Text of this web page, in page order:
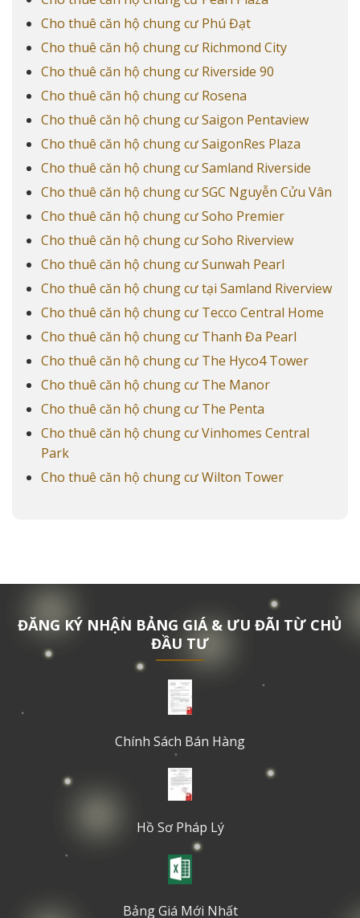
Cho thuê căn hộ chung cư Phú Đạt
Cho thuê căn hộ chung cư Richmond City
Cho thuê căn hộ chung cư Riverside 90
Cho thuê căn hộ chung cư Rosena
Cho thuê căn hộ chung cư Saigon Pentaview
Cho thuê căn hộ chung cư SaigonRes Plaza
Cho thuê căn hộ chung cư Samland Riverside
Cho thuê căn hộ chung cư SGC Nguyễn Cửu Vân
Cho thuê căn hộ chung cư Soho Premier
Cho thuê căn hộ chung cư Soho Riverview
Cho thuê căn hộ chung cư Sunwah Pearl
Cho thuê căn hộ chung cư tại Samland Riverview
Cho thuê căn hộ chung cư Tecco Central Home
Cho thuê căn hộ chung cư Thanh Đa Pearl
Cho thuê căn hộ chung cư The Hyco4 Tower
Cho thuê căn hộ chung cư The Manor
Cho thuê căn hộ chung cư The Penta
Cho thuê căn hộ chung cư Vinhomes Central
Park
Cho thuê căn hộ chung cư Wilton Tower
ĐĂNG KÝ NHẬN BẢNG GIÁ & ƯU ĐÃI TỪ CHỦ
ĐẦU TƯ
Chính Sách Bán Hàng
Hồ Sơ Pháp Lý
Bảng Giá Mới Nhất